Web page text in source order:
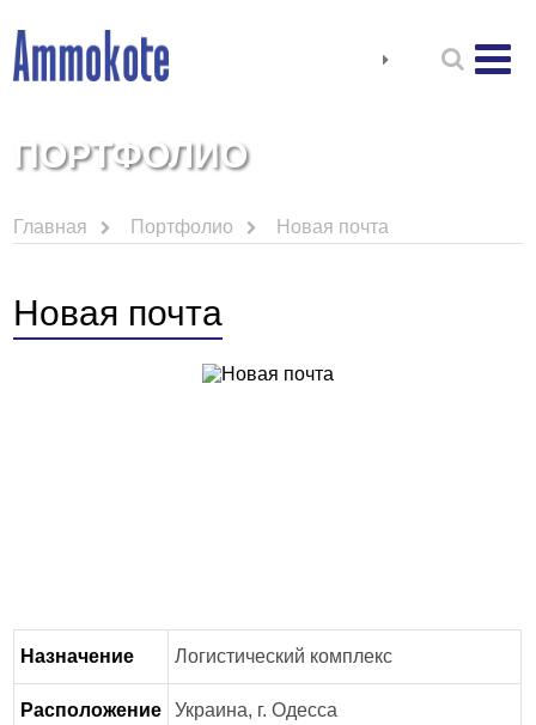
ПОРТФОЛИО
Главная Портфолио Новая почта
Новая почта
Назначение Логистический комплекс
Расположение
Украина, г. Одесса